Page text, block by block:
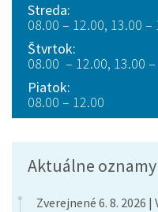
Streda:
08.00 – 12.00, 13.00 –
Štvrtok:
08.00 – 12.00, 13.00
Piatok:
08.00 – 12.00
Aktuálne oznamy
Zverejnené 6. 8. 2026 |